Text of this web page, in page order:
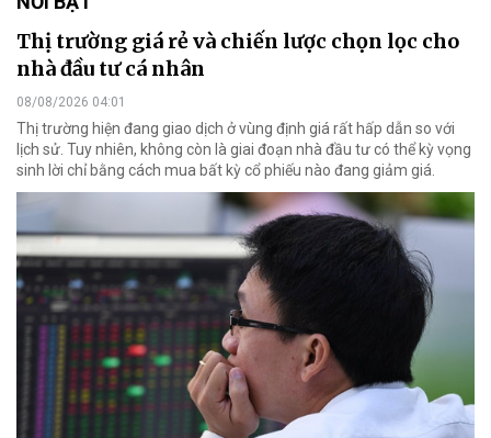
Thị trường giá rẻ và chiến lược chọn lọc cho
nhà đầu tư cá nhân
08/08/2026 04:01
Thị trường hiện đang giao dịch ở vùng định giá rất hấp dẫn so với
lịch sử. Tuy nhiên, không còn là giai đoạn nhà đầu tư có thể kỳ vọng
sinh lời chỉ bằng cách mua bất kỳ cổ phiếu nào đang giảm giá.